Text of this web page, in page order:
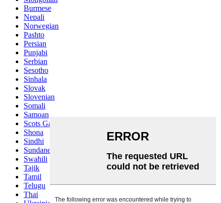
Burmese
Nepali
Norwegian
Pashto
Persian
Punjabi
Serbian
Sesotho
Sinhala
Slovak
Slovenian
Somali
Samoan
Scots Gaelic
Shona
Sindhi
Sundanese
Swahili
Tajik
Tamil
Telugu
Thai